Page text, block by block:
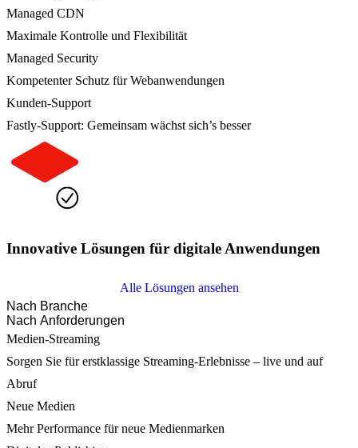
Managed CDN
Maximale Kontrolle und Flexibilität
Managed Security
Kompetenter Schutz für Webanwendungen
Kunden-Support
Fastly-Support: Gemeinsam wächst sich’s besser
Innovative Lösungen für digitale Anwendungen
Alle Lösungen ansehen
Nach Branche
Nach Anforderungen
Medien-Streaming
Sorgen Sie für erstklassige Streaming-Erlebnisse – live und auf
Abruf
Neue Medien
Mehr Performance für neue Medienmarken